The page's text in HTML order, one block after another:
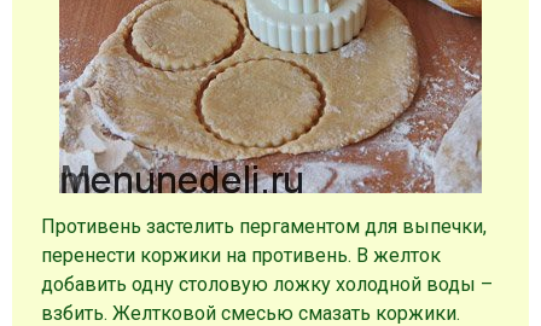
Противень застелить пергаментом для выпечки,
перенести коржики на противень. В желток
добавить одну столовую ложку холодной воды –
взбить. Желтковой смесью смазать коржики.